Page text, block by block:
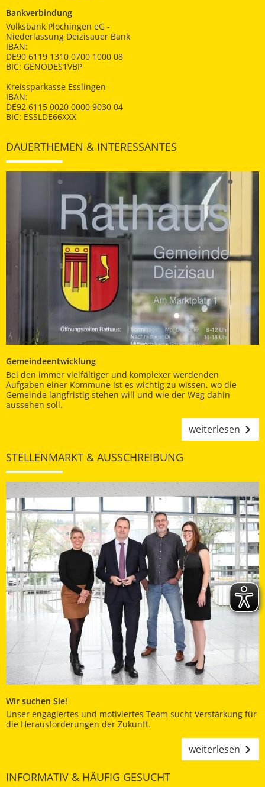
Bankverbindung
Volksbank Plochingen eG -
Niederlassung Deizisauer Bank
IBAN:
DE90 6119 1310 0700 1000 08
BIC: GENODES1VBP
Kreissparkasse Esslingen
IBAN:
DE92 6115 0020 0000 9030 04
BIC: ESSLDE66XXX
DAUERTHEMEN & INTERESSANTES
Gemeindeentwicklung
Bei den immer vielfältiger und komplexer werdenden
Aufgaben einer Kommune ist es wichtig zu wissen, wo die
Gemeinde langfristig stehen will und wie der Weg dahin
aussehen soll.
weiterlesen
STELLENMARKT & AUSSCHREIBUNG
Wir suchen Sie!
Unser engagiertes und motiviertes Team sucht Verstärkung für
die Herausforderungen der Zukunft.
weiterlesen
INFORMATIV & HÄUFIG GESUCHT